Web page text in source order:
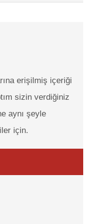
erişilmiş içeriği
sizin verdiğiniz
aynı şeyle
için.